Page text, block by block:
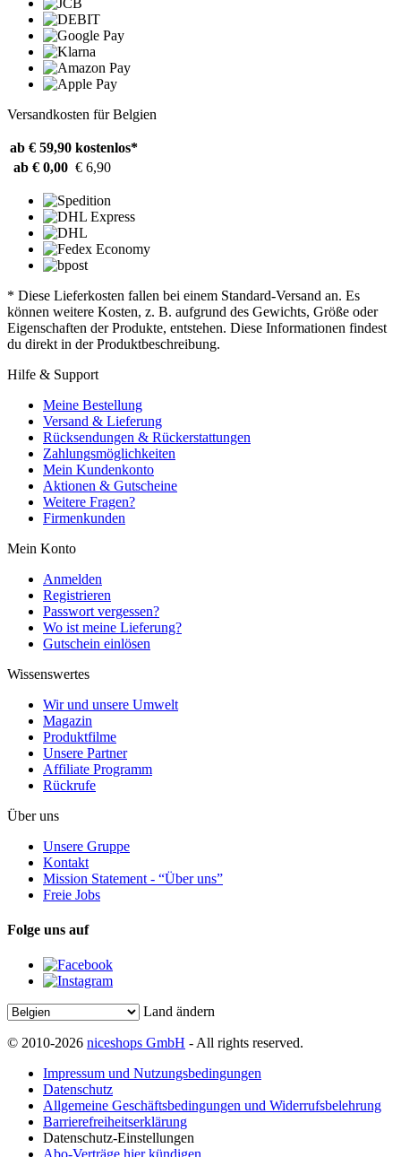
Versandkosten für Belgien
ab € 59,90 kostenlos*
ab € 0,00 € 6,90
* Diese Lieferkosten fallen bei einem Standard-Versand an. Es
können weitere Kosten, z. B. aufgrund des Gewichts, Größe oder
Eigenschaften der Produkte, entstehen. Diese Informationen findest
du direkt in der Produktbeschreibung.
Hilfe & Support
Meine Bestellung
Versand & Lieferung
Rücksendungen & Rückerstattungen
Zahlungsmöglichkeiten
Mein Kundenkonto
Aktionen & Gutscheine
Weitere Fragen?
Firmenkunden
Mein Konto
Anmelden
Registrieren
Passwort vergessen?
Wo ist meine Lieferung?
Gutschein einlösen
Wissenswertes
Wir und unsere Umwelt
Magazin
Produktfilme
Unsere Partner
Affiliate Programm
Rückrufe
Über uns
Unsere Gruppe
Kontakt
Mission Statement - “Über uns”
Freie Jobs
Folge uns auf
Land ändern
© 2010-2026 niceshops GmbH - All rights reserved.
Impressum und Nutzungsbedingungen
Datenschutz
Allgemeine Geschäftsbedingungen und Widerrufsbelehrung
Barrierefreiheitserklärung
Datenschutz-Einstellungen